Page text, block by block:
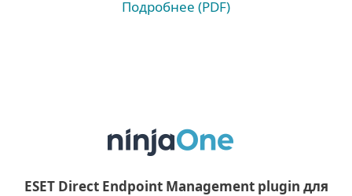
Подробнее (PDF)
ESET Direct Endpoint Management plugin для